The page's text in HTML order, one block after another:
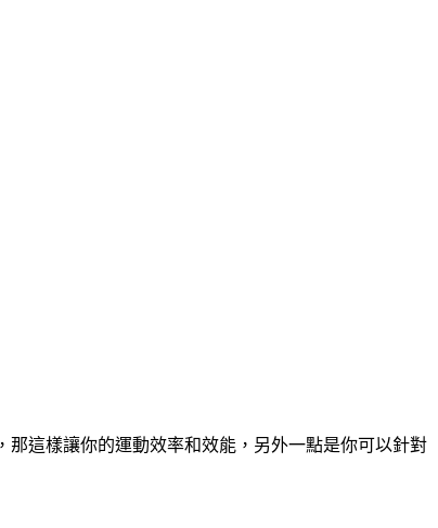
這樣讓你的運動效率和效能，另外一點是你可以針對